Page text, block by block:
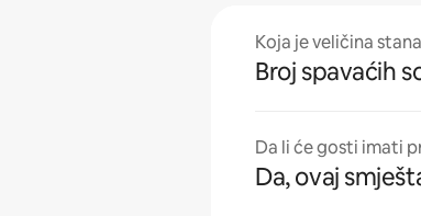
Koja je veličina
Broj spavaćih
Da li će gosti imati
Da, ovaj